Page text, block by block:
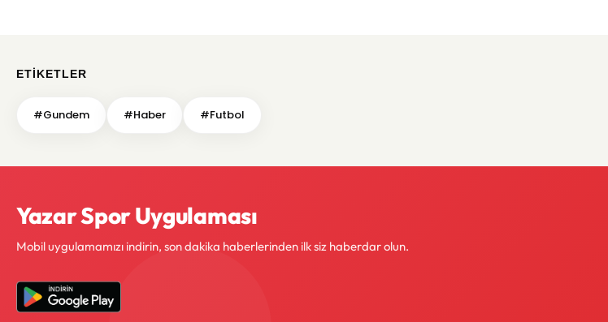
ETIKETLER
#Gundem #Haber #Futbol
Yazar Spor Uygulaması
Mobil uygulamamızı indirin, son dakika haberlerinden ilk siz haberdar olun.